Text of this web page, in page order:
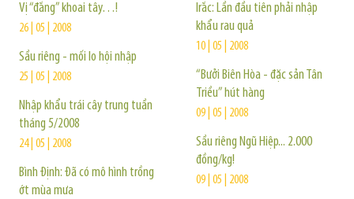
Vị “đắng” khoai tây…!
26 | 05 | 2008
Sầu riêng - mối lo hội nhập
25 | 05 | 2008
Nhập khẩu trái cây trung tuần
tháng 5/2008
24 | 05 | 2008
Bình Định: Đã có mô hình trồng
ớt mùa mưa
Irắc: Lần đầu tiên phải nhập
khẩu rau quả
10 | 05 | 2008
“Bưởi Biên Hòa - đặc sản Tân
Triều” hút hàng
09 | 05 | 2008
Sầu riêng Ngũ Hiệp... 2.000
đồng/kg!
09 | 05 | 2008